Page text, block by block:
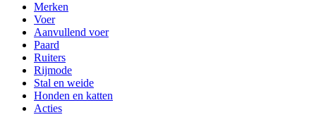
Merken
Voer
Aanvullend voer
Paard
Ruiters
Rijmode
Stal en weide
Honden en katten
Acties